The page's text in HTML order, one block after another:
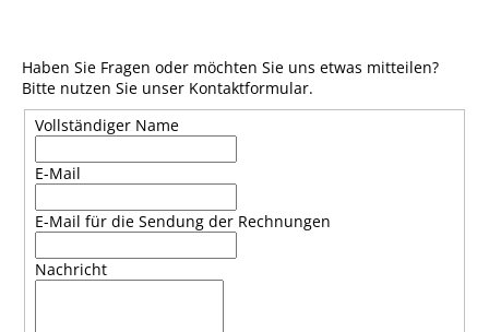
Haben Sie Fragen oder möchten Sie uns etwas mitteilen?
Bitte nutzen Sie unser Kontaktformular.
Vollständiger Name
E-Mail
E-Mail für die Sendung der Rechnungen
Nachricht
n